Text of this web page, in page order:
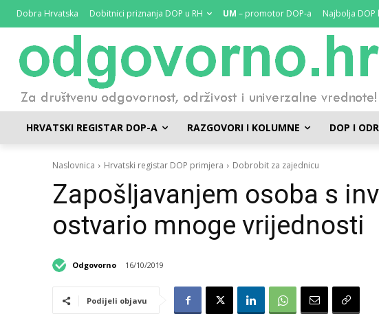
Dobra Hrvatska Dobitnici priznanja DOP u RH UM – promotor DOP-a Najbolja DOP
HRVATSKI REGISTAR DOP-A RAZGOVORI I KOLUMNE DOP I
Naslovnica Hrvatski registar DOP primjera Dobrobit za zajednicu
Zapošljavanjem osoba s
ostvario mnoge vrijednosti
Odgovorno 16/10/2019
Podijeli objavu